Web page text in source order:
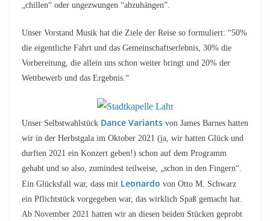
„chillen“ oder ungezwungen “abzuhängen”.
Unser Vorstand Musik hat die Ziele der Reise so formuliert: “50%
die eigentliche Fahrt und das Gemeinschaftserlebnis, 30% die
Vorbereitung, die allein uns schon weiter bringt und 20% der
Wettbewerb und das Ergebnis.“
Unser Selbstwahlstück Dance Variants von James Barnes hatten
wir in der Herbstgala im Oktober 2021 (ja, wir hatten Glück und
durften 2021 ein Konzert geben!) schon auf dem Programm
gehabt und so also, zumindest teilweise, „schon in den Fingern“.
Ein Glücksfall war, dass mit Leonardo von Otto M. Schwarz
ein Pflichtstück vorgegeben war, das wirklich Spaß gemacht hat.
Ab November 2021 hatten wir an diesen beiden Stücken geprobt